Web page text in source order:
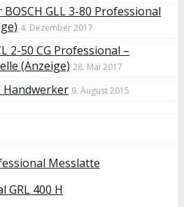
GLL 3-80 Professional
4. Dezember 2017
2-50 CG Professional –
(Anzeige) 28. Mai 2017
9. August 2015
Messlatte
GRL 400 H